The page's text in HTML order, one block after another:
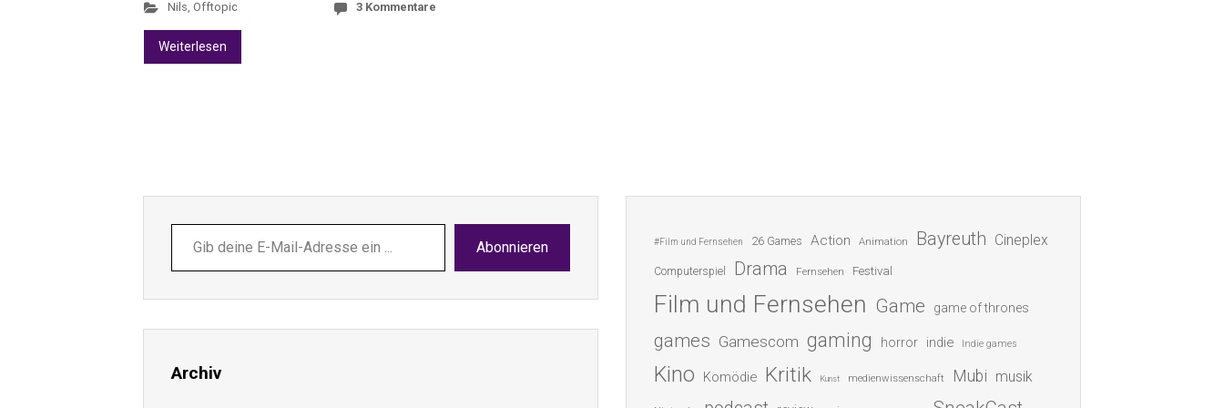
Nils, Offtopic 3 Kommentare
Weiterlesen
deine
E-
ein ...
Abonnieren
Archiv
#Film und Fernsehen 26 Games Action Animation Bayreuth Cineplex
Computerspiel Drama Fernsehen Festival
Film und Fernsehen Game game of thrones
games Gamescom gaming horror indie Indie games
Kino Komödie Kritik Kunst medienwissenschaft Mubi musik